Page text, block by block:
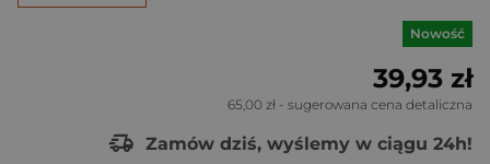
Nowość
39,93 zł
65,00 zł - sugerowana cena detaliczna
Zamów dziś, wyślemy w ciągu 24h!